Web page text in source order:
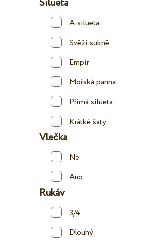
Silueta
A-silueta
Svěží sukně
Empír
Mořská panna
Přímá silueta
Krátké šaty
Vlečka
Ne
Ano
Rukáv
3/4
Dlouhý